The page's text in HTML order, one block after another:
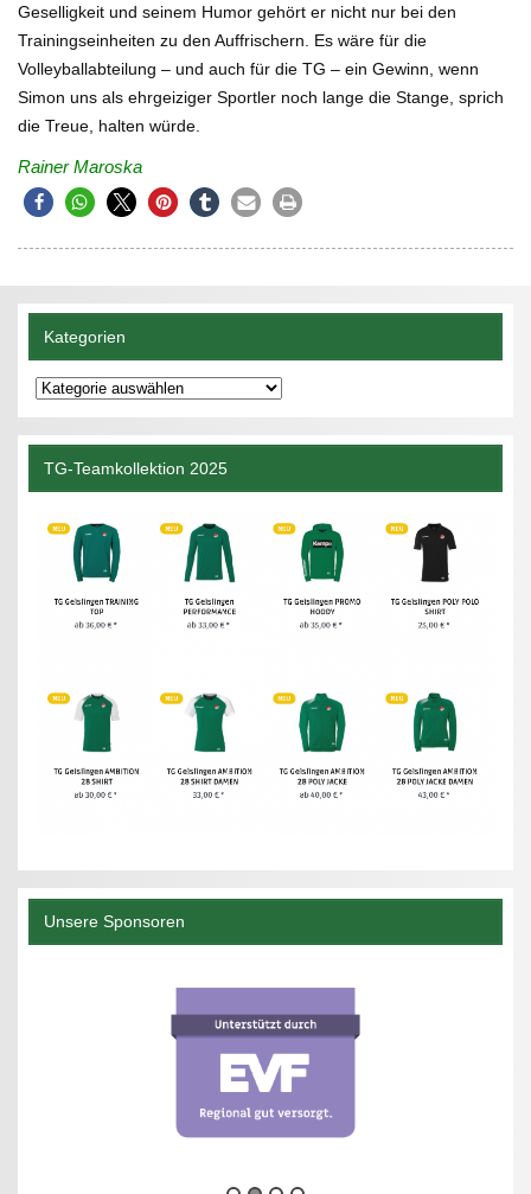
Geselligkeit und seinem Humor gehört er nicht nur bei den
Trainingseinheiten zu den Auffrischern. Es wäre für die
Volleyballabteilung – und auch für die TG – ein Gewinn, wenn
Simon uns als ehrgeiziger Sportler noch lange die Stange, sprich
die Treue, halten würde.
Rainer Maroska
Kategorien
Kategorien
TG-Teamkollektion 2025
Unsere Sponsoren